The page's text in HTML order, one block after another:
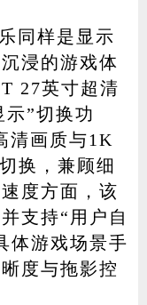
同样是显示
浸的游戏体
27英寸超清
示”切换功
清画质与1K
换，兼顾细
度方面，该
支持“用户自
体游戏场景手
度与拖影控